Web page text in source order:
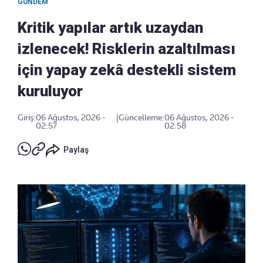
GÜNDEM
Kritik yapılar artık uzaydan
izlenecek! Risklerin azaltılması
için yapay zekâ destekli sistem
kuruluyor
Giriş:06 Ağustos, 2026 -
02:57
Güncelleme:06 Ağustos, 2026 -
02:58
Paylaş